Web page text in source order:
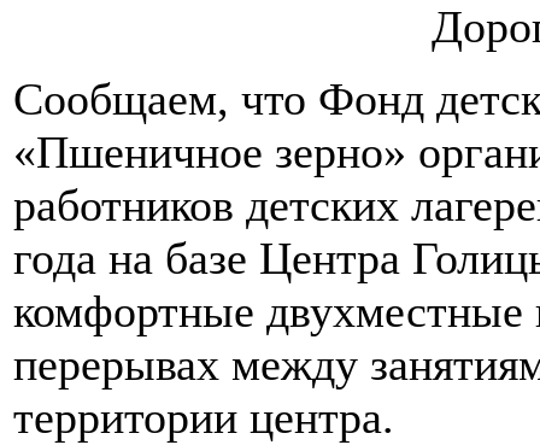
Сообщаем, что Фонд
«Пшеничное зерно»
работников детских
года на базе Центра
комфортные двухместные
перерывах между
территории центра.